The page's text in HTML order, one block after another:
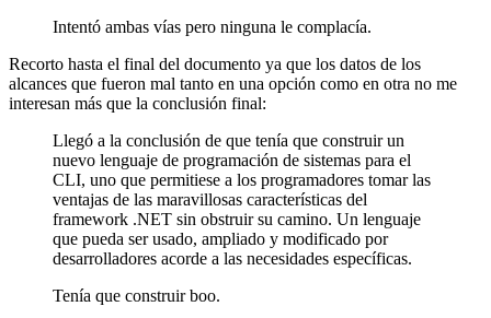
Intentó ambas vías pero ninguna le complacía.
Recorto hasta el final del documento ya que los datos de los
alcances que fueron mal tanto en una opción como en otra no me
interesan más que la conclusión final:
Llegó a la conclusión de que tenía que construir un
nuevo lenguaje de programación de sistemas para el
CLI, uno que permitiese a los programadores tomar las
ventajas de las maravillosas características del
framework .NET sin obstruir su camino. Un lenguaje
que pueda ser usado, ampliado y modificado por
desarrolladores acorde a las necesidades específicas.
Tenía que construir boo.